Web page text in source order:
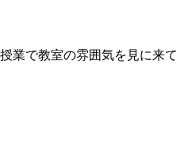
業で教室の雰囲気を見に来て